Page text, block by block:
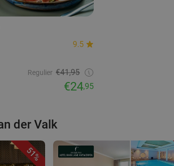
9.5
Regulier €41,95
€24,95
der Valk
51%